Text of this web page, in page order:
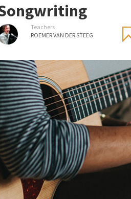
Teachers
ROEMER VAN DER STEEG